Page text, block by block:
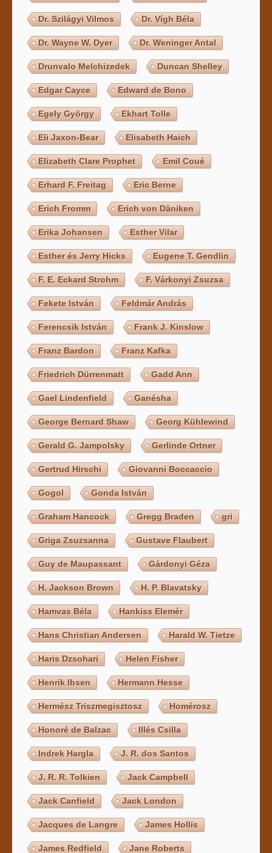
Dr. Szilágyi Vilmos Dr. Vígh Béla
Dr. Wayne W. Dyer Dr. Weninger Antal
Drunvalo Melchizedek Duncan Shelley
Edgar Cayce Edward de Bono
Egely György Ekhart Tolle
Eli Jaxon-Bear Elisabeth Haich
Elizabeth Clare Prophet Emil Coué
Erhard F. Freitag Eric Berne
Erich Fromm Erich von Däniken
Erika Johansen Esther Vilar
Esther és Jerry Hicks Eugene T. Gendlin
F. E. Eckard Strohm F. Várkonyi Zsuzsa
Fekete István Feldmár András
Ferencsik István Frank J. Kinslow
Franz Bardon Franz Kafka
Friedrich Dürrenmatt Gadd Ann
Gael Lindenfield Ganésha
George Bernard Shaw Georg Kühlewind
Gerald G. Jampolsky Gerlinde Ortner
Gertrud Hirschi Giovanni Boccaccio
Gogol Gonda István
Graham Hancock Gregg Braden gri
Griga Zsuzsanna Gustave Flaubert
Guy de Maupassant Gárdonyi Géza
H. Jackson Brown H. P. Blavatsky
Hamvas Béla Hankiss Elemér
Hans Christian Andersen Harald W. Tietze
Haris Dzsohari Helen Fisher
Henrik Ibsen Hermann Hesse
Hermész Triszmegisztosz Homérosz
Honoré de Balzac Illés Csilla
Indrek Hargla J. R. dos Santos
J. R. R. Tolkien Jack Campbell
Jack Canfield Jack London
Jacques de Langre James Hollis
James Redfield Jane Roberts